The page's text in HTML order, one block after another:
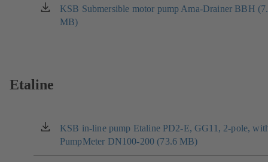
nové
záložce)
KSB Submersible motor pump Ama-Drainer BBH
MB)
(otevírá
se
Etaline
KSB in-line pump Etaline PD2-E, GG11, 2-pole,
PumpMeter DN100-200 (73.6 MB)
(otevírá
se
v